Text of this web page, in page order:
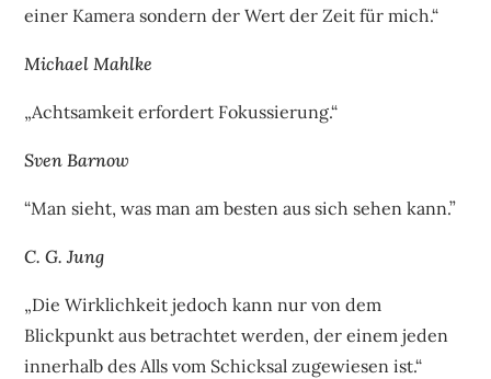
einer Kamera sondern der Wert der Zeit für mich.“
Michael Mahlke
„Achtsamkeit erfordert Fokussierung.“
Sven Barnow
“Man sieht, was man am besten aus sich sehen kann.”
C. G. Jung
„Die Wirklichkeit jedoch kann nur von dem
Blickpunkt aus betrachtet werden, der einem jeden
innerhalb des Alls vom Schicksal zugewiesen ist.“